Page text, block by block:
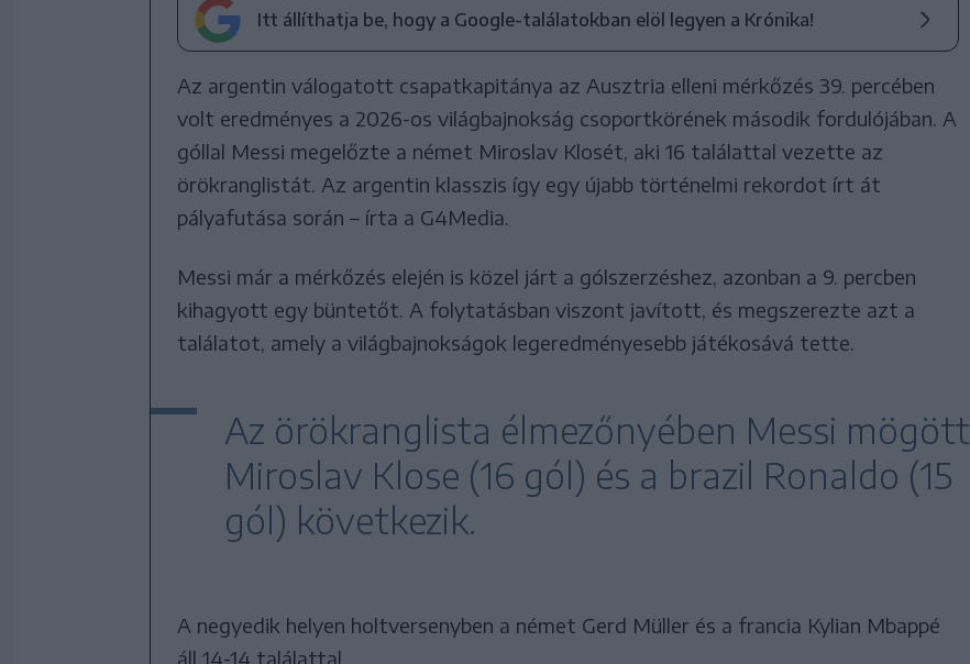
Itt állíthatja be, hogy a Google-találatokban elöl legyen a Krónika!
Az argentin válogatott csapatkapitánya az Ausztria elleni mérkőzés 39. percében
volt eredményes a 2026-os világbajnokság csoportkörének második fordulójában. A
góllal Messi megelőzte a német Miroslav Klosét, aki 16 találattal vezette az
örökranglistát. Az argentin klasszis így egy újabb történelmi rekordot írt át
pályafutása során – írta a G4Media.
Messi már a mérkőzés elején is közel járt a gólszerzéshez, azonban a 9. percben
kihagyott egy büntetőt. A folytatásban viszont javított, és megszerezte azt a
találatot, amely a világbajnokságok legeredményesebb játékosává tette.
Az örökranglista élmezőnyében Messi mögött
Miroslav Klose (16 gól) és a brazil Ronaldo (15
gól) következik.
A negyedik helyen holtversenyben a német Gerd Müller és a francia Kylian Mbappé
áll 14-14 találattal.